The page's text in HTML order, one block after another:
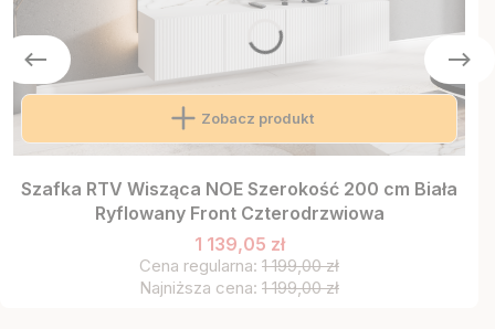
Zobacz produkt
Szafka RTV Wisząca NOE Szerokość 200 cm Biała
Ryflowany Front Czterodrzwiowa
1 139,05 zł
Cena regularna: 1 199,00 zł
Najniższa cena: 1 199,00 zł